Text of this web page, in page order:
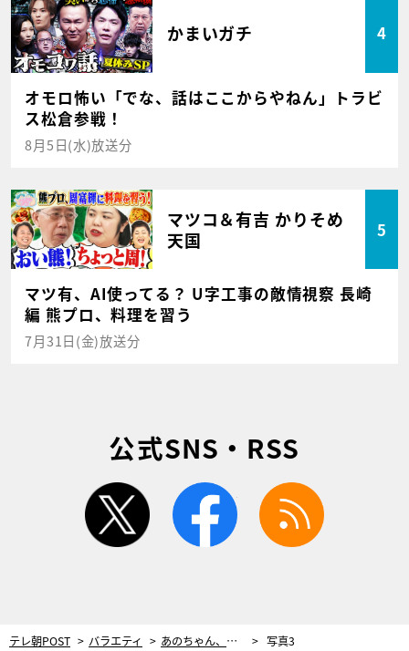
かまいガチ 4
オモロ怖い「でな、話はここからやねん」トラビ
ス松倉参戦！
8月5日(水)放送分
マツコ＆有吉 かりそめ
天国
5
マツ有、AI使ってる？ U字工事の敵情視察 長崎
編 熊プロ、料理を習う
7月31日(金)放送分
公式SNS・RSS
twitter facebook
テレ朝POST バラエティ あのちゃん、驚きのお金の使い方を告白！「どんだけ買ってんの？」と藤田ニコルも驚き 写真3